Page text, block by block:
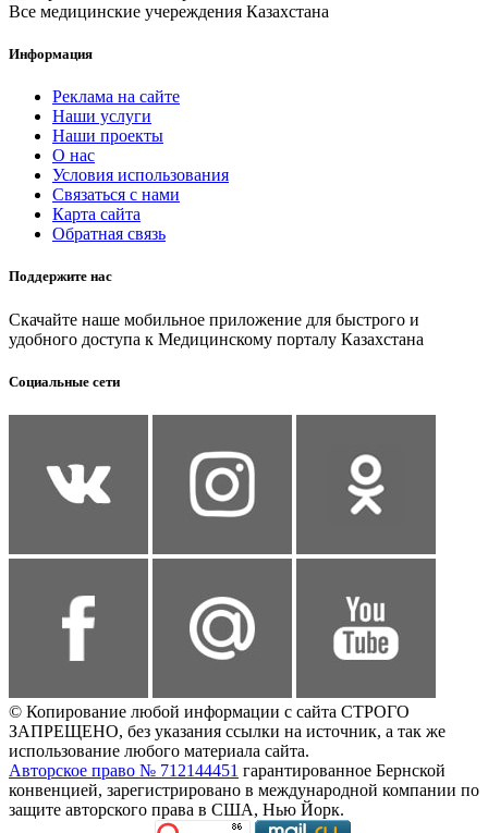
Все медицинские учереждения Казахстана
Информация
Реклама на сайте
Наши услуги
Наши проекты
О нас
Условия использования
Связаться с нами
Карта сайта
Обратная связь
Поддержите нас
Скачайте наше мобильное приложение для быстрого и
удобного доступа к Медицинскому порталу Казахстана
Социальные сети
© Копирование любой информации с сайта СТРОГО
ЗАПРЕЩЕНО, без указания ссылки на источник, а так же
использование любого материала сайта.
Авторское право № 712144451 гарантированное Бернской
конвенцией, зарегистрировано в международной компании по
защите авторского права в США, Нью Йорк.